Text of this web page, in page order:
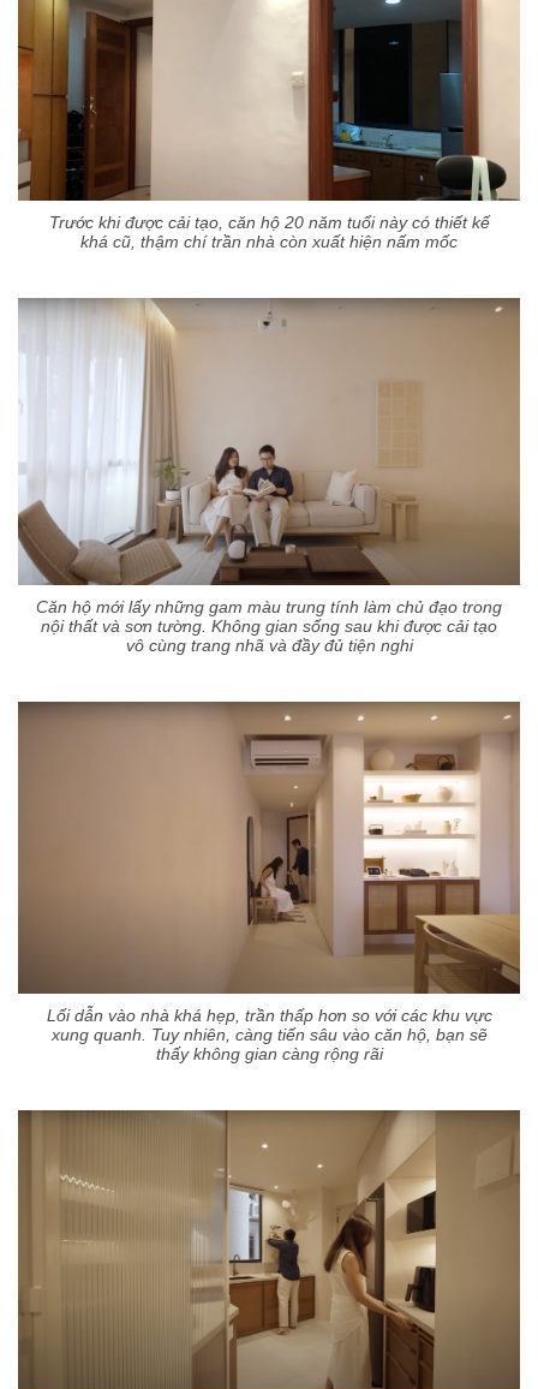
Trước khi được cải tạo, căn hộ 20 năm tuổi này có thiết kế
khá cũ, thậm chí trần nhà còn xuất hiện nấm mốc
Căn hộ mới lấy những gam màu trung tính làm chủ đạo trong
nội thất và sơn tường. Không gian sống sau khi được cải tạo
vô cùng trang nhã và đầy đủ tiện nghi
Lối dẫn vào nhà khá hẹp, trần thấp hơn so với các khu vực
xung quanh. Tuy nhiên, càng tiến sâu vào căn hộ, bạn sẽ
thấy không gian càng rộng rãi